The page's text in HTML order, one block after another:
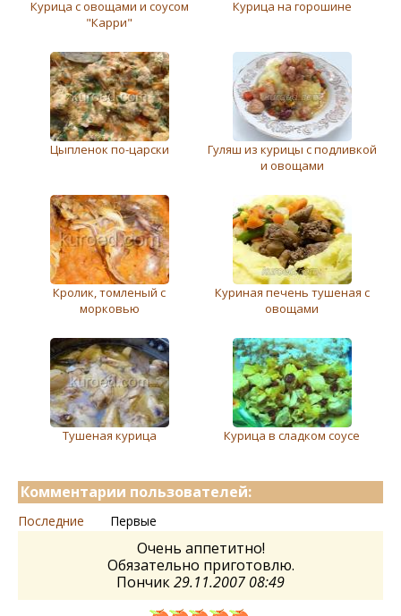
Курица с овощами и соусом
"Карри"
Курица на горошине
Цыпленок по-царски
Гуляш из курицы с подливкой
и овощами
Кролик, томленый с
морковью
Куриная печень тушеная с
овощами
Тушеная курица Курица в сладком соусе
Комментарии пользователей:
Последние Первые
Очень аппетитно!
Обязательно приготовлю.
Пончик29.11.2007 08:49